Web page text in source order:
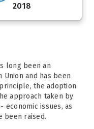
2018
long been an
and has been
the adoption
approach taken by
economic issues, as
been raised.